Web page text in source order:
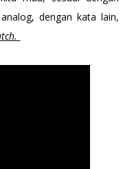
dengan kata lain,